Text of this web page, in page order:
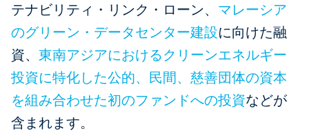
テナビリティ・リンク・ローン、 マレーシア
のグリーン・データセンター建設に向けた融
資、 東南アジアにおけるクリーンエネルギー
投資に特化した公的、民間、慈善団体の資本
を組み合わせた初のファンドへの投資などが
含まれます。